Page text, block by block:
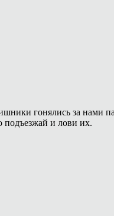
гонялись за нами
подъезжай и лови их.